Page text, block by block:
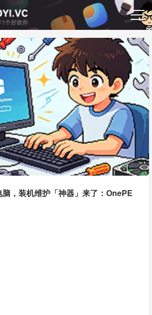
，装机维护「神器」来了：OnePE